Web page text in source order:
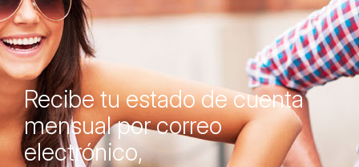
Recibe tu estado de cuenta
mensual por correo
electrónico,